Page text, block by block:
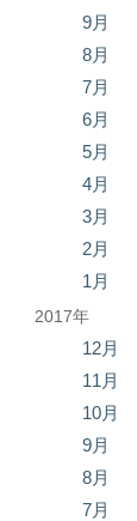
9月
8月
7月
6月
5月
4月
3月
2月
1月
2017年
12月
11月
10月
9月
8月
7月